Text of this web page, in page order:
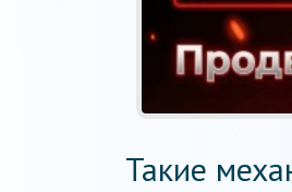
Такие